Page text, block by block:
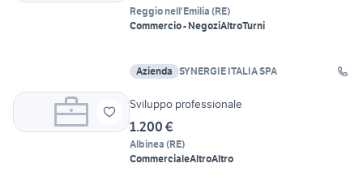
Reggio nell'Emilia (RE)
Commercio - NegoziAltroTurni
Azienda SYNERGIE ITALIA SPA
Sviluppo professionale
1.200 €
Albinea (RE)
CommercialeAltroAltro